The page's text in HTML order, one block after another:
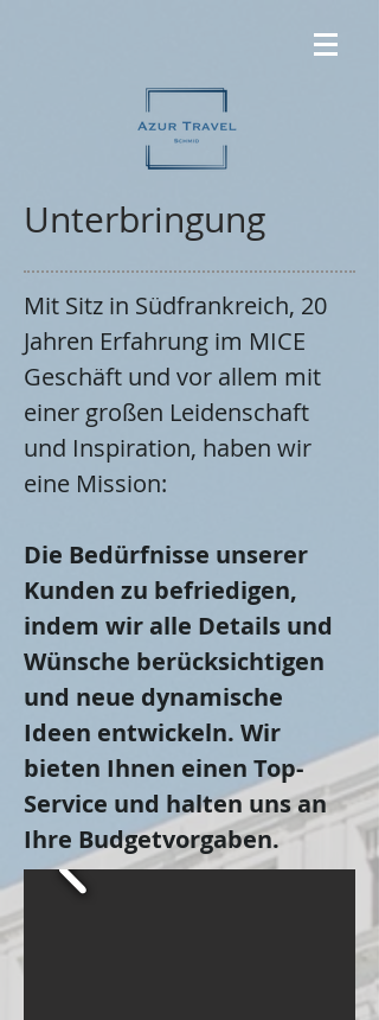
Unterbringung
Mit Sitz in Südfrankreich, 20
Jahren Erfahrung im MICE
Geschäft und vor allem mit
einer großen Leidenschaft
und Inspiration, haben wir
eine Mission:
Die Bedürfnisse unserer
Kunden zu befriedigen,
indem wir alle Details und
Wünsche berücksichtigen
und neue dynamische
Ideen entwickeln. Wir
bieten Ihnen einen Top-
Service und halten uns an
Ihre Budgetvorgaben.